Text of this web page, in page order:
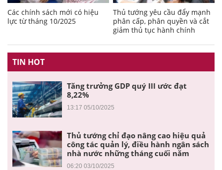
Các chính sách mới có hiệu
lực từ tháng 10/2025
Thủ tướng yêu cầu đẩy mạnh
phân cấp, phân quyền và cắt
giảm thủ tục hành chính
TIN HOT
Tăng trưởng GDP quý III ước đạt
8,22%
13:17 05/10/2025
Thủ tướng chỉ đạo nâng cao hiệu quả
công tác quản lý, điều hành ngân sách
nhà nước những tháng cuối năm
06:20 03/10/2025